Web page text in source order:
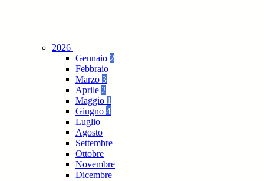
2026
Gennaio 2
Febbraio
Marzo 3
Aprile 2
Maggio 1
Giugno 4
Luglio
Agosto
Settembre
Ottobre
Novembre
Dicembre